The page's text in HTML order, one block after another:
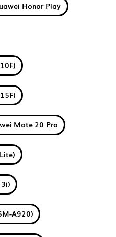
Honor Play
Mate 20 Pro
A920)